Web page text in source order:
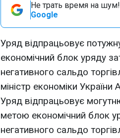
Не трать время на шум!
Google
Уряд відпрацьовує
економічний блок уряду
негативного сальдо
міністр економіки України
Уряд відпрацьовує
метою економічний блок
негативного сальдо